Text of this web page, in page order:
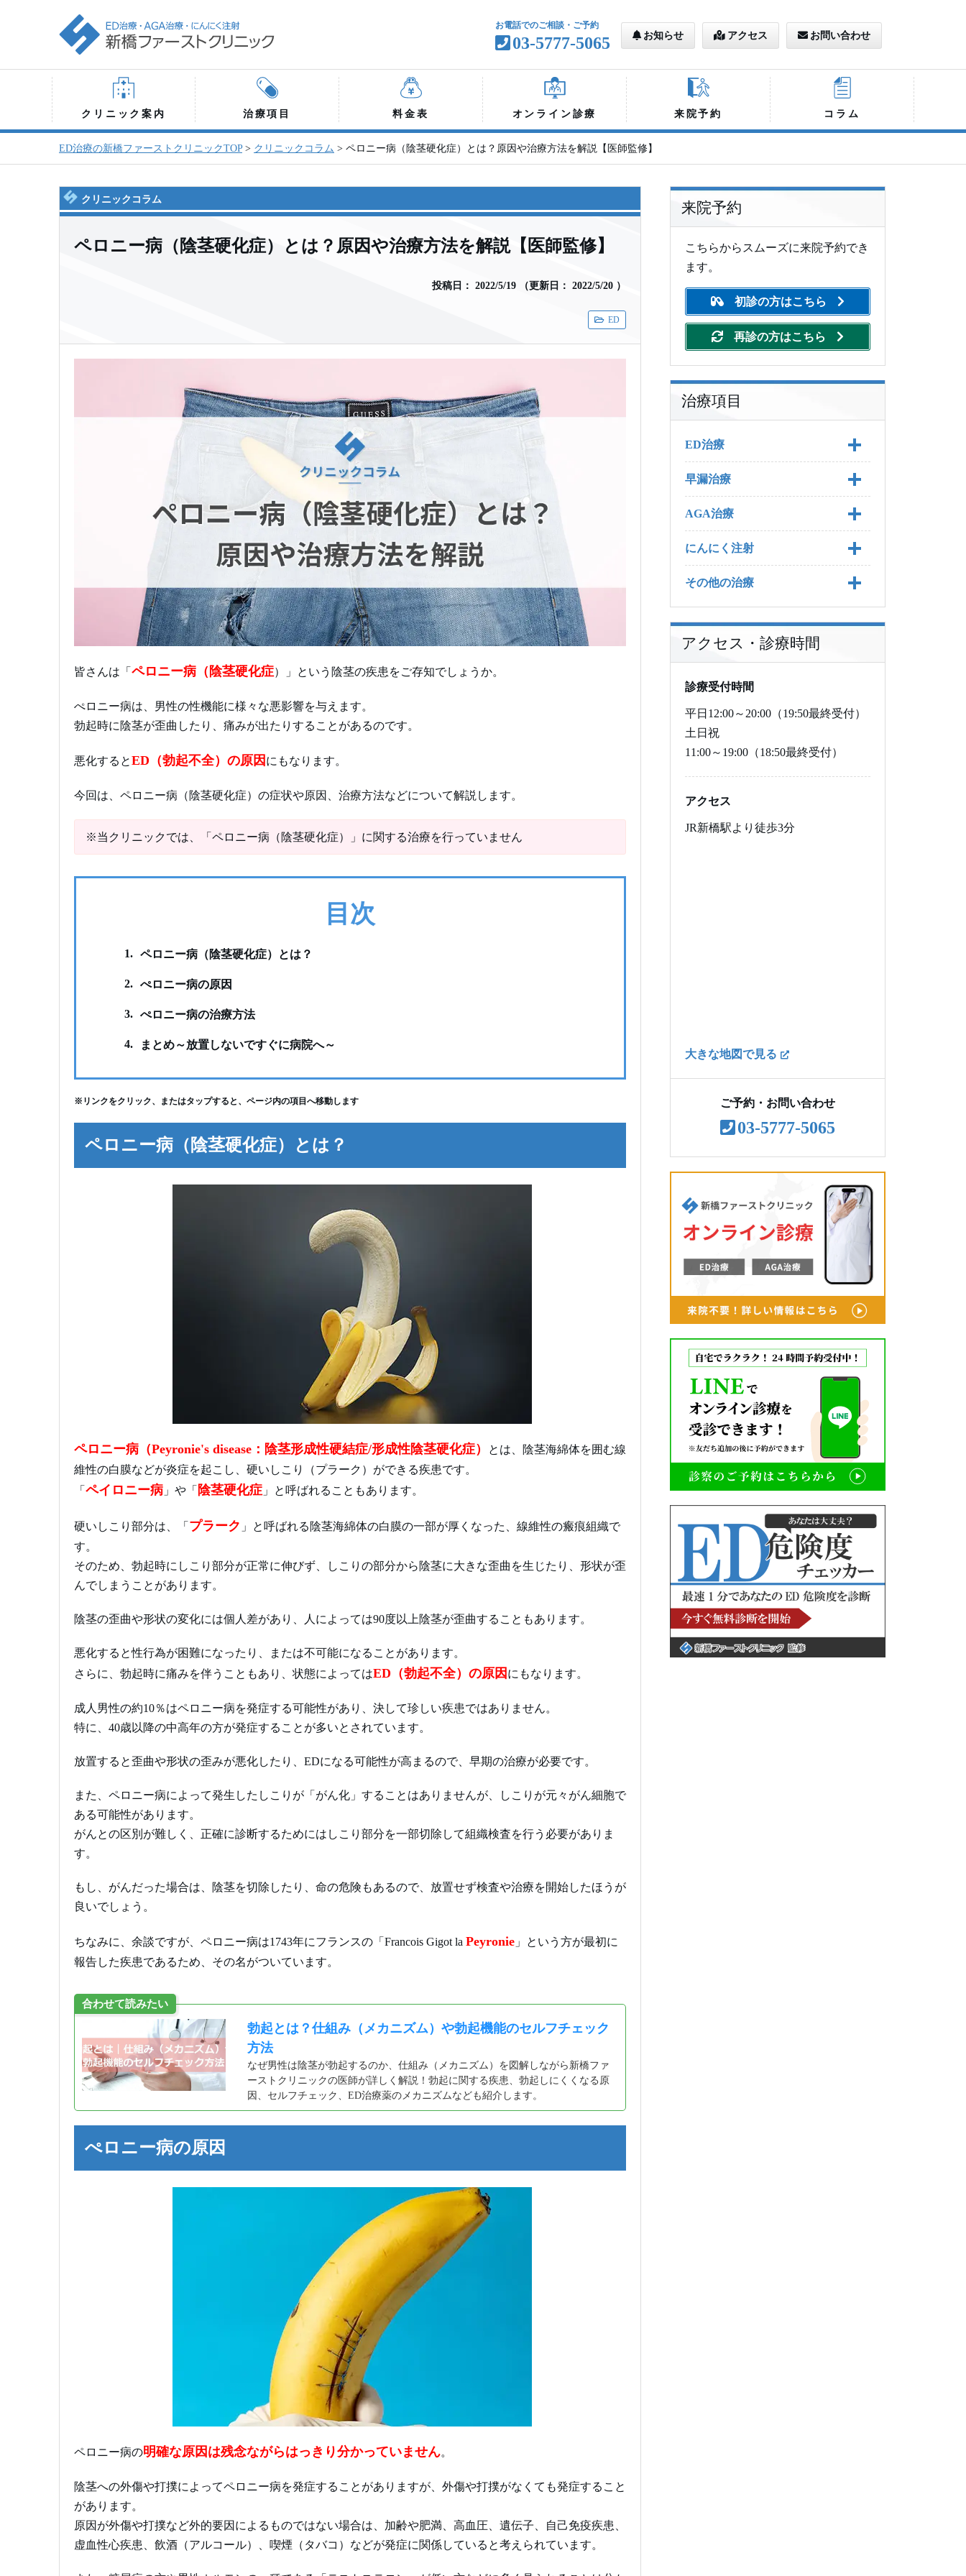
お電話でのご相談・ご予約
03-5777-5065 お知らせ アクセス お問い合わせ
クリニック案内 治療項目 料金表 オンライン診療 来院予約 コラム
ED治療の新橋ファーストクリニックTOP> クリニックコラム > ペロニー病（陰茎硬化症）とは？原因や治療方法を解説【医師監修】
クリニックコラム
ペロニー病（陰茎硬化症）とは？原因や治療方法を解説【医師監修】
投稿日： 2022/5/19 （更新日： 2022/5/20 ）
ED
皆さんは「 ペロニー病（陰茎硬化症）」という陰茎の疾患をご存知でしょうか。
ぺロニー病は、男性の性機能に様々な悪影響を与えます。
勃起時に陰茎が歪曲したり、痛みが出たりすることがあるのです。
悪化するとED（勃起不全）の原因 にもなります。
今回は、ペロニー病（陰茎硬化症）の症状や原因、治療方法などについて解説します。
※当クリニックでは、「ペロニー病（陰茎硬化症）」に関する治療を行っていません
目次
1. ペロニー病（陰茎硬化症）とは？
2. ぺロニー病の原因
3. ぺロニー病の治療方法
4. まとめ～放置しないですぐに病院へ～
※リンクをクリック、またはタップすると、ページ内の項目へ移動します
ペロニー病（陰茎硬化症）とは？
ペロニー病（Peyronie's disease：陰茎形成性硬結症/形成性陰茎硬化症）
とは、陰茎海綿体を囲む線
維性の白膜などが炎症を起こし、硬いしこり（プラーク）ができる疾患です。
「 ペイロニー病 」や「 陰茎硬化症 」と呼ばれることもあります。
硬いしこり部分は、「 プラーク 」と呼ばれる陰茎海綿体の白膜の一部が厚くなった、線維性の瘢痕組織で
す。
そのため、勃起時にしこり部分が正常に伸びず、しこりの部分から陰茎に大きな歪曲を生じたり、形状が歪
んでしまうことがあります。
陰茎の歪曲や形状の変化には個人差があり、人によっては90度以上陰茎が歪曲することもあります。
悪化すると性行為が困難になったり、または不可能になることがあります。
さらに、勃起時に痛みを伴うこともあり、状態によってはED（勃起不全）の原因 にもなります。
成人男性の約10％はペロニー病を発症する可能性があり、決して珍しい疾患ではありません。
特に、40歳以降の中高年の方が発症することが多いとされています。
放置すると歪曲や形状の歪みが悪化したり、EDになる可能性が高まるので、早期の治療が必要です。
また、ペロニー病によって発生したしこりが「がん化」することはありませんが、しこりが元々がん細胞で
ある可能性があります。
がんとの区別が難しく、正確に診断するためにはしこり部分を一部切除して組織検査を行う必要がありま
す。
もし、がんだった場合は、陰茎を切除したり、命の危険もあるので、放置せず検査や治療を開始したほうが
良いでしょう。
ちなみに、余談ですが、ペロニー病は1743年にフランスの「Francois Gigot la Peyronie 」という方が最初に
報告した疾患であるため、その名がついています。
合わせて読みたい
勃起とは？仕組み（メカニズム）や勃起機能のセルフチェック
方法
なぜ男性は陰茎が勃起するのか、仕組み（メカニズム）を図解しながら新橋ファ
ーストクリニックの医師が詳しく解説！勃起に関する疾患、勃起しにくくなる原
因、セルフチェック、ED治療薬のメカニズムなども紹介します。
ぺロニー病の原因
ペロニー病の明確な原因は残念ながらはっきり分かっていません。
陰茎への外傷や打撲によってペロニー病を発症することがありますが、外傷や打撲がなくても発症すること
があります。
原因が外傷や打撲など外的要因によるものではない場合は、加齢や肥満、高血圧、遺伝子、自己免疫疾患、
虚血性心疾患、飲酒（アルコール）、喫煙（タバコ）などが発症に関係していると考えられています。
来院予約
こちらからスムーズに来院予約でき
ます。
初診の方はこちら
再診の方はこちら
治療項目
ED治療
ED治療 TOP
ED治療の料金
バイアグラ
バイアグラの基礎知識
バイアグラの飲み方
バイアグラの食事の影響
バイアグラの副作用
バイアグラの禁忌
バイアグラジェネリック
（シルデナフィル錠）につ
レビトラの基本知識
レビトラの効果
レビトラの飲み方
レビトラの食事の影響
レビトラの禁忌
レビトラジェネリック
レビトラジェネリック（バ
ルデナフィル錠）について
シアリス
シアリスの基礎知識
シアリスの効果
シアリスの副作用
シアリスジェネリック
シアリスジェネリック（タ
ダラフィル錠）について
勃起とは・仕組み
器質性EDの特徴・原因・治
EDの治し方・改善・予防
早漏治療
早漏治療 TOP
早漏治療の料金
プリリジー
AGA治療
AGA治療 TOP
AGA治療の料金
プロペシアの基本知識
プロペシアジェネリック
プロペシアジェネリックの
基本知識
ザガーロ
ザガーロの基本知識
ザガーロジェネリック
ザガーロジェネリックの基
本知識
ミノキシジルジェネリック
の基本知識
液5%
にんにく注射
にんにく注射 TOP
にんにく注射のよくある質
その他の治療
その他の治療の料金
アクセス・診療時間
診療受付時間
平日 12:00～20:00（19:50最終受付）
土日祝
11:00～19:00（18:50最終受付）
アクセス
JR新橋駅より徒歩3分
大きな地図で見る
ご予約・お問い合わせ
03-5777-5065